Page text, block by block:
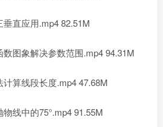
应用.mp4 82.51M
象解决参数范围.mp4 94.31M
线段长度.mp4 47.68M
中的75°.mp4 91.55M